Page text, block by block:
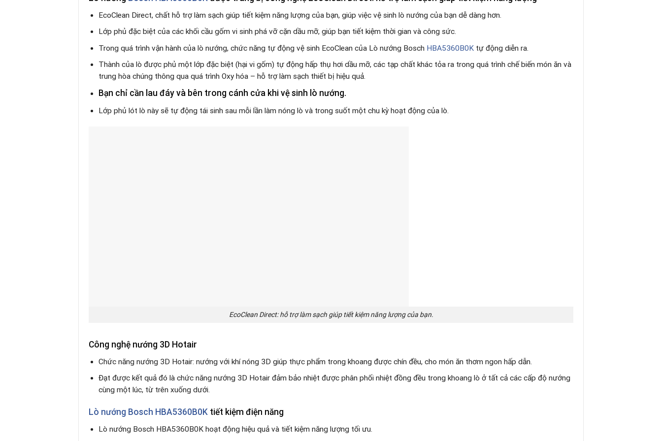
EcoClean Direct, chất hỗ trợ làm sạch giúp tiết kiệm năng lượng của bạn, giúp việc vệ sinh lò nướng của bạn dễ dàng hơn.
Lớp phủ đặc biệt của các khối cầu gốm vi sinh phá vỡ cặn dầu mỡ, giúp bạn tiết kiệm thời gian và công sức.
Trong quá trình vận hành của lò nướng, chức năng tự động vệ sinh EcoClean của Lò nướng Bosch HBA5360B0K tự động diễn ra.
Thành của lò được phủ một lớp đặc biệt (hại vi gốm) tự động hấp thụ hơi dầu mỡ, các tạp chất khác tỏa ra trong quá trình chế biến món ăn và
trung hòa chúng thông qua quá trình Oxy hóa – hỗ trợ làm sạch thiết bị hiệu quả.
Bạn chỉ cần lau đáy và bên trong cánh cửa khi vệ sinh lò nướng.
Lớp phủ lót lò này sẽ tự động tái sinh sau mỗi lần làm nóng lò và trong suốt một chu kỳ hoạt động của lò.
EcoClean Direct: hỗ trợ làm sạch giúp tiết kiệm năng lượng của bạn.
Công nghệ nướng 3D Hotair
Chức năng nướng 3D Hotair: nướng với khí nóng 3D giúp thực phẩm trong khoang được chín đều, cho món ăn thơm ngon hấp dẫn.
Đạt được kết quả đó là chức năng nướng 3D Hotair đảm bảo nhiệt được phân phối nhiệt đồng đều trong khoang lò ở tất cả các cấp độ nướng
cùng một lúc, từ trên xuống dưới.
Lò nướng Bosch HBA5360B0K tiết kiệm điện năng
Lò nướng Bosch HBA5360B0K hoạt động hiệu quả và tiết kiệm năng lượng tối ưu.